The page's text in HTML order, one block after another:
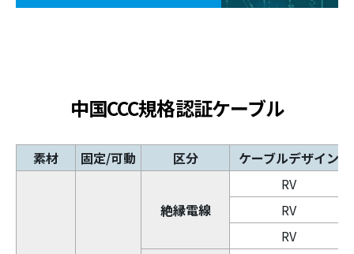
中国CCC規格認証ケーブル
素材 固定/可動 区分 ケーブルデザイン
絶縁電線
RV
RV
RV